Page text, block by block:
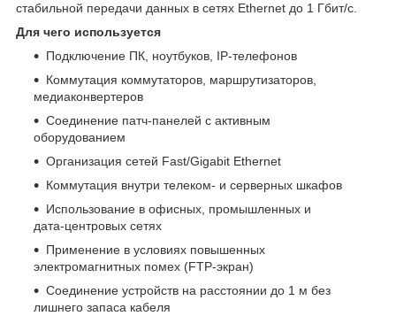
стабильной передачи данных в сетях Ethernet до 1 Гбит/с.
Для чего используется
Подключение ПК, ноутбуков, IP‑телефонов
Коммутация коммутаторов, маршрутизаторов,
медиаконвертеров
Соединение патч‑панелей с активным
оборудованием
Организация сетей Fast/Gigabit Ethernet
Коммутация внутри телеком‑ и серверных шкафов
Использование в офисных, промышленных и
дата‑центровых сетях
Применение в условиях повышенных
электромагнитных помех (FTP‑экран)
Соединение устройств на расстоянии до 1 м без
лишнего запаса кабеля